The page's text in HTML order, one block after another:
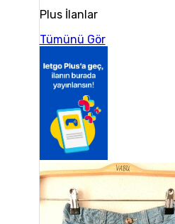
Plus İlanlar
Tümünü Gör